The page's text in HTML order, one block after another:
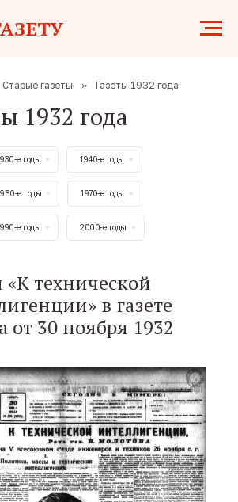
Старые газеты » Газеты 1932 года
1932 года
е годы 1940-е годы
е годы 1970-е годы
е годы 2000-е годы
«К технической
в газете
от 30 ноября 1932